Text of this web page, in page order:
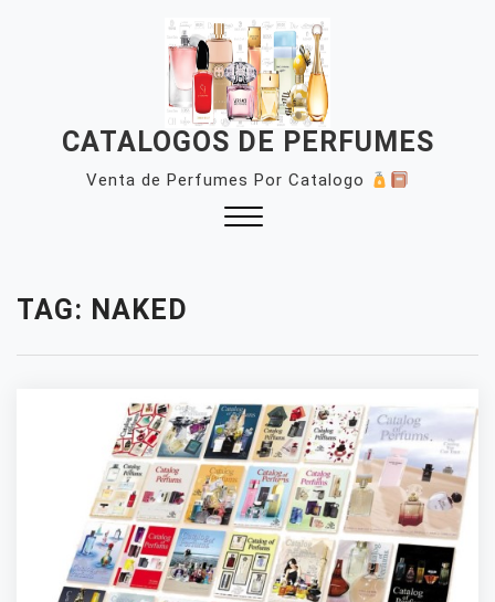
CATALOGOS DE PERFUMES
Venta de Perfumes Por Catalogo
TAG: NAKED